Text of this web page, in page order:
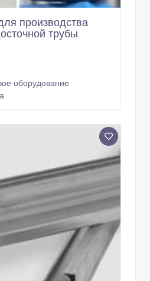
производства
трубы
оборудование